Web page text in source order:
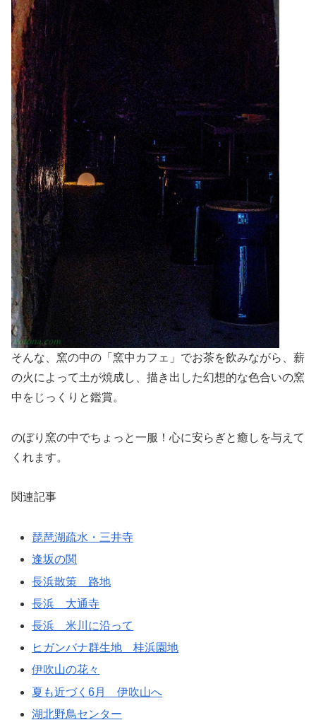
そんな、窯の中の「窯中カフェ」でお茶を飲みながら、薪
の火によって土が焼成し、描き出した幻想的な色合いの窯
中をじっくりと鑑賞。
のぼり窯の中でちょっと一服！心に安らぎと癒しを与えて
くれます。
関連記事
琵琶湖疏水・三井寺
逢坂の関
長浜散策 路地
長浜 大通寺
長浜 米川に沿って
ヒガンバナ群生地 桂浜園地
伊吹山の花々
夏も近づく6月 伊吹山へ
湖北野鳥センター